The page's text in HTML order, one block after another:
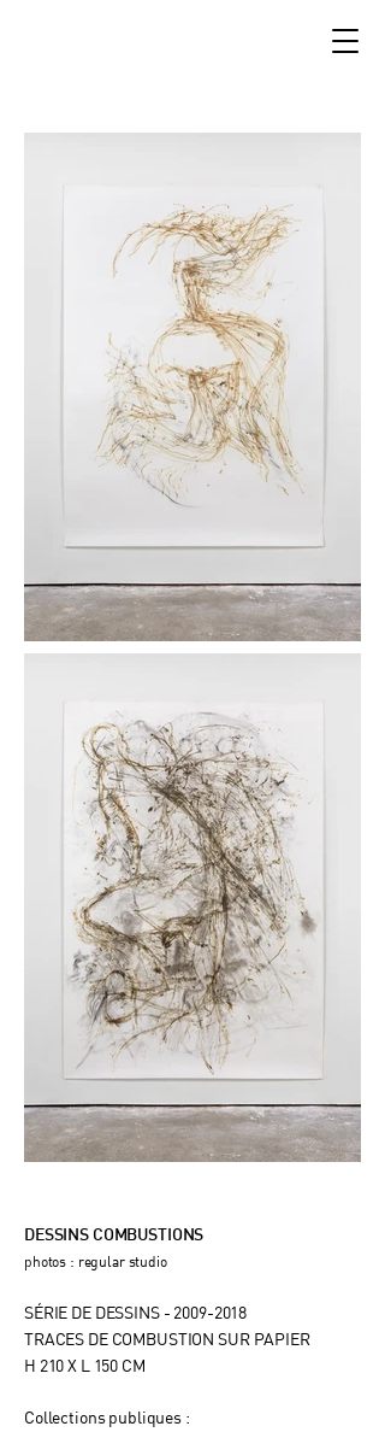
DESSINS COMBUSTIONS
photos : regular studio
SÉRIE DE DESSINS - 2009-2018
TRACES DE COMBUSTION SUR PAPIER
H 210 X L 150 CM
Collections publiques :